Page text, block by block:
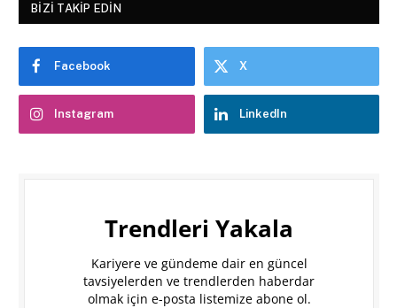
BIZI TAKIP EDIN
Facebook X
Instagram LinkedIn
Trendleri Yakala
Kariyere ve gündeme dair en güncel
tavsiyelerden ve trendlerden haberdar
olmak için e-posta listemize abone ol.